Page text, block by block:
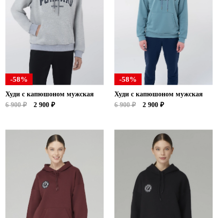
-58%
Худи с капюшоном мужская
6 900 ₽
2 900 ₽
-58%
Худи с капюшоном мужская
6 900 ₽
2 900 ₽